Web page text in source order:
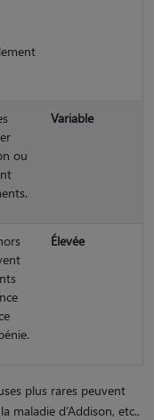
ou
Variable
Élevée
plus rares peuvent
maladie d’Addison, etc.,